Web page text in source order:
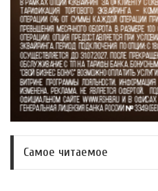
Самое читаемое